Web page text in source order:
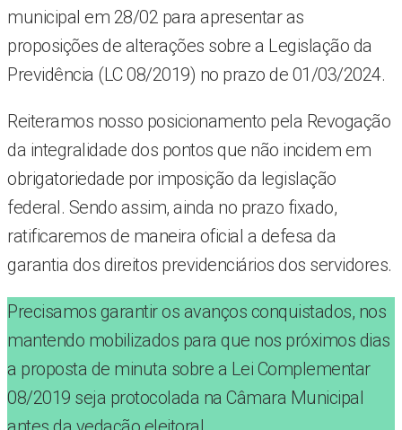
municipal em 28/02 para apresentar as
proposições de alterações sobre a Legislação da
Previdência (LC 08/2019) no prazo de 01/03/2024.
Reiteramos nosso posicionamento pela Revogação
da integralidade dos pontos que não incidem em
obrigatoriedade por imposição da legislação
federal. Sendo assim, ainda no prazo fixado,
ratificaremos de maneira oficial a defesa da
garantia dos direitos previdenciários dos servidores.
Precisamos garantir os avanços conquistados, nos
mantendo mobilizados para que nos próximos dias
a proposta de minuta sobre a Lei Complementar
08/2019 seja protocolada na Câmara Municipal